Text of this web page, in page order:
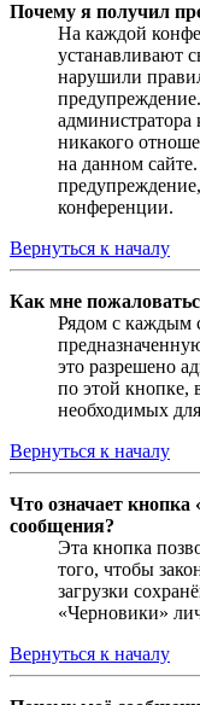
Почему я получил
На каждой
устанавливают
нарушили
никакого
на данном
конференции.
Вернуться к началу
Как мне
Рядом с каждым
это разрешено
по этой кнопке,
необходимых
Вернуться к началу
Что означает кнопка
сообщения?
Эта кнопка
того, чтобы
загрузки
«Черновики»
Вернуться к началу